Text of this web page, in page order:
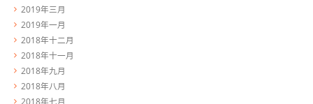
2019年三月
2019年一月
2018年十二月
2018年十一月
2018年九月
2018年八月
2018年七月